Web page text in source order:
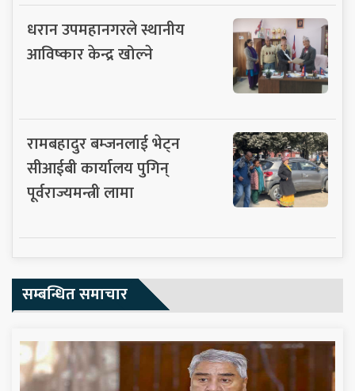
धरान उपमहानगरले स्थानीय
आविष्कार केन्द्र खोल्ने
रामबहादुर बम्जनलाई भेट्न
सीआईबी कार्यालय पुगिन्
पूर्वराज्यमन्त्री लामा
सम्बन्धित समाचार